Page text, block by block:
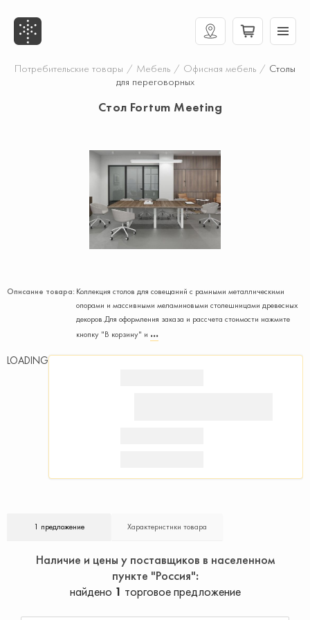
Потребительские товары / Мебель / Офисная мебель / Столы
для переговорных
Стол Fortum Meeting
Описание товара: Коллекция столов для совещаний с рамными металлическими
опорами и массивными меламиновыми столешницами древесных
декоров.Для оформления заказа и рассчета стоимости нажмите
кнопку "В корзину" и
LOADING
1 предложение Характеристики товара
Наличие и цены у поставщиков в населенном
пункте "Россия"
найдено 1 торговое предложение